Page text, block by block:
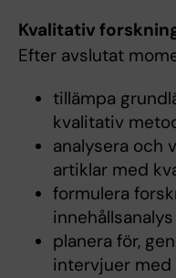
Kvalitativ
Efter avslutat
tillämpa
kvalitativ
analysera och
artiklar med
formulera
innehållsanalys
planera för,
intervjuer med